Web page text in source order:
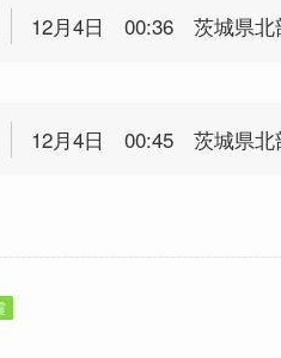
12月4日 00:36 茨城県北
12月4日 00:45 茨城県北